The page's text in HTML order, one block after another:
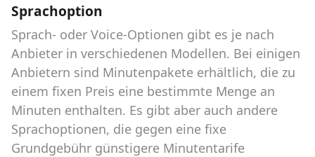
Sprachoption
Sprach- oder Voice-Optionen gibt es je nach
Anbieter in verschiedenen Modellen. Bei einigen
Anbietern sind Minutenpakete erhältlich, die zu
einem fixen Preis eine bestimmte Menge an
Minuten enthalten. Es gibt aber auch andere
Sprachoptionen, die gegen eine fixe
Grundgebühr günstigere Minutentarife